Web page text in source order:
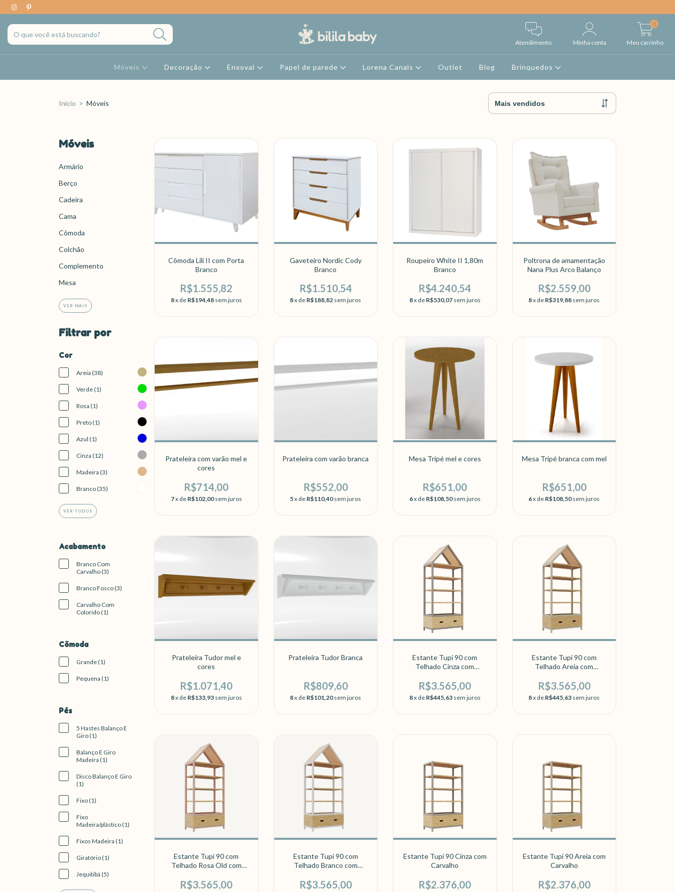
Atendimento Minha conta Meu carrinho
0
Móveis Decoração Enxoval Papel de parede Lorena Canals Outlet Blog Brinquedos
Início > Móveis
Móveis
Armário
Berço
Cadeira
Cama
Cômoda
Colchão
Complemento
Mesa
VER MAIS
Filtrar por
Cor
Areia (38)
Verde (1)
Rosa (1)
Preto (1)
Azul (1)
Cinza (12)
Madeira (3)
Branco (35)
VER TODOS
Acabamento
Branco Com
Carvalho (3)
Branco Fosco (3)
Carvalho Com
Colorido (1)
Cômoda
Grande (1)
Pequena (1)
Pés
5 Hastes Balanço E
Giro (1)
Balanço E Giro
Madeira (1)
Disco Balanço E Giro
(1)
Fixo (1)
Fixo
Madeira/plástico (1)
Fixos Madeira (1)
Giratório (1)
Jequitibá (5)
Cômoda Lili II com Porta
Branco
R$1.555,82
8x de R$194,48 sem juros
Gaveteiro Nordic Cody
Branco
R$1.510,54
8x de R$188,82 sem juros
Roupeiro White II 1,80m
Branco
R$4.240,54
8x de R$530,07 sem juros
Poltrona de amamentação
Nana Plus Arco Balanço
R$2.559,00
8x de R$319,88 sem juros
Prateleira com varão mel e
cores
R$714,00
7x de R$102,00 sem juros
Prateleira com varão branca
R$552,00
5x de R$110,40sem juros
Mesa Tripé mel e cores
R$651,00
6x de R$108,50 sem juros
Mesa Tripé branca com mel
R$651,00
6x de R$108,50sem juros
Prateleira Tudor mel e
cores
R$1.071,40
8x de R$133,93 sem juros
Prateleira Tudor Branca
R$809,60
8x de R$101,20sem juros
Estante Tupi 90 com
Telhado Cinza com
R$3.565,00
8x de R$445,63 sem juros
Estante Tupi 90 com
Telhado Areia com
R$3.565,00
8x de R$445,63 sem juros
Estante Tupi 90 com
Telhado Rosa Old com
R$3.565,00
Estante Tupi 90 com
Telhado Branco com
R$3.565,00
Estante Tupi 90 Cinza com
Carvalho
R$2.376,00
Estante Tupi 90 Areia com
Carvalho
R$2.376,00